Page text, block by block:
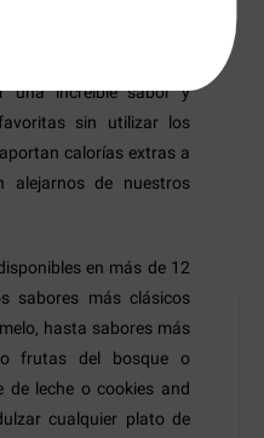
una increíble sabor y
sin utilizar los
calorías extras a
alejarnos de nuestros
en más de 12
sabores más clásicos
hasta sabores más
frutas del bosque o
de leche o cookies and
cualquier plato de